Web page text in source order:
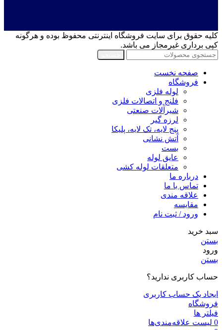
کلیه حقوق برای سایت فروشگاه اینترنتی محفوظ بوده و هرگونه
کپی برداری غیرمجاز می باشد.
صفحه نخست
فروشگاه
لوله فلزی
فلنج و اتصالات فلزی
شیرآلات صنعتی
لرزه گیر
پنج لایه، تک لایه، پلیکا
آتش نشانی
بست
عایق لوله
متعلقات لوله کشی
درباره ما
تماس با ما
علاقه مندی
مقايسه
ورود / ثبت نام
سبد خرید
بستن
ورود
بستن
حساب کاربری ندارید؟
ایجاد یک حساب کاربری
فروشگاه
فیلتر ها
0 لیست علاقه‌مندی‌ها